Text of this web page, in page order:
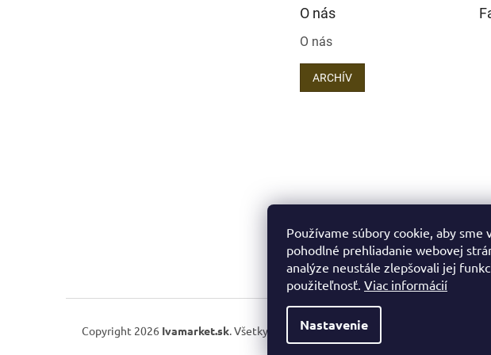
Používame súbory cookie, aby sme
pohodlné prehliadanie webovej
analýze neustále zlepšovali jej
použiteľnosť. Viac informácií
Nastavenie
O nás
O nás
ARCHÍV
Copyright 2026 Ivamarket.sk. Všetky práva vyhradené.Upraviť nastavenie cookies